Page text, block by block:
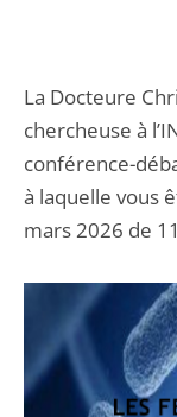
La Docteure
chercheuse à
conférence-
à laquelle vous
mars 2026 de